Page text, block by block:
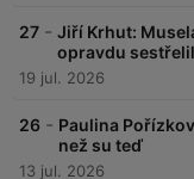
27 - Jiří Krhut:
opravdu
19 jul. 2026
26 - Paulina
než su teď
13 jul. 2026